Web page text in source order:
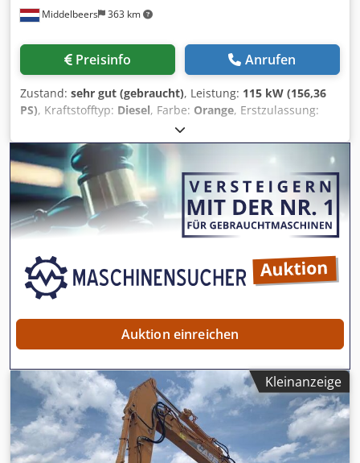
Middelbeers 363 km
Preisinfo Anrufen
Zustand: sehr gut (gebraucht), Leistung: 115 kW (156,36
PS), Kraftstofftyp: Diesel, Farbe: Orange, Erstzulassung:
, Betriebsstunden:
Allgemeine Informationen Modelljahr: 2012
Seriennummer: DCH210R5NCEAH2500 Technische
Informationen Zylinderzahl: 4 Leergewicht: 22.600 kg
Funktionell Arbeitsbreite: 300 cm CE-Kennzeichnung: ja
Zustand Technischer Zustand: sehr gut Optischer Zustand:
sehr gut Finanzielle Informationen Preis: Auf Anfrage
scheckheftgepflegt, sofort einsatzbereit! Crodpfx Aajy En
Ndonsf - 80 % Kettenlaufwerk - Inklusive 3 Löffel: 1300 mm,
450 mm und 2000 mm Grabenräumlöffel - Optional mit
Auktion einreichen
Kleinanzeige